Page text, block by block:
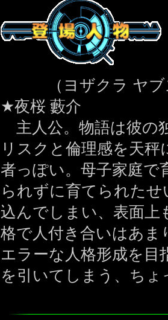
（ヨザクラ ヤブ
★夜桜 藪介
主人公。物語は彼の
リスクと倫理感を天
者っぽい。母子家庭で
られずに育てられた
込んでしまい、表面上
格で人付き合いはあま
エラーな人格形成を
を引いてしまう、ち